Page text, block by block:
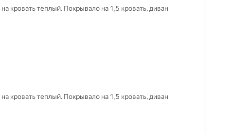
кровать теплый. Покрывало на 1,5 кровать, диван
кровать теплый. Покрывало на 1,5 кровать, диван